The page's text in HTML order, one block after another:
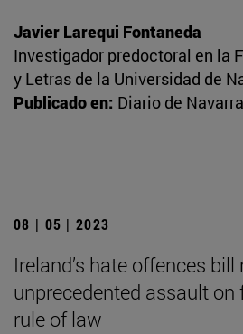
Javier Larequi Fontaneda
Investigador predoctoral en la
y Letras de la Universidad de
Publicado en: Diario de Navarra
08 | 05 | 2023
Ireland’s hate offences
unprecedented assault on
rule of law